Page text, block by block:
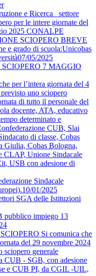
e Ricerca_ settore
per le intere giornate del
2025 CONALPE
SCIOPERO BREVE
e grado di scuola:Unicobas
05/2025
7 MAGGIO
per l’intera giornata del 4
uno sciopero
di tutto il personale del
docente, ATA, educativo
determinato e
CUB, Slai
di classe, Cobas
Giulia, Cobas Bologna,
CLAP, Unione Sindacale
USB con adesione di
Sindacale
01/2025
SGA delle Istituzioni
pubblico impiego 13
Si comunica che
del 29 novembre 2024
sciopero generale
CUB - SGB, con adesione
e CUB PI, da CGIL -UIL,